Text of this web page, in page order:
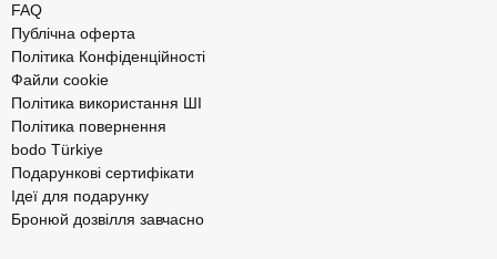
FAQ
Публічна оферта
Політика Конфіденційності
Файли cookie
Політика використання ШІ
Політика повернення
bodo Türkiye
Подарункові сертифікати
Ідеї для подарунку
Бронюй дозвілля завчасно